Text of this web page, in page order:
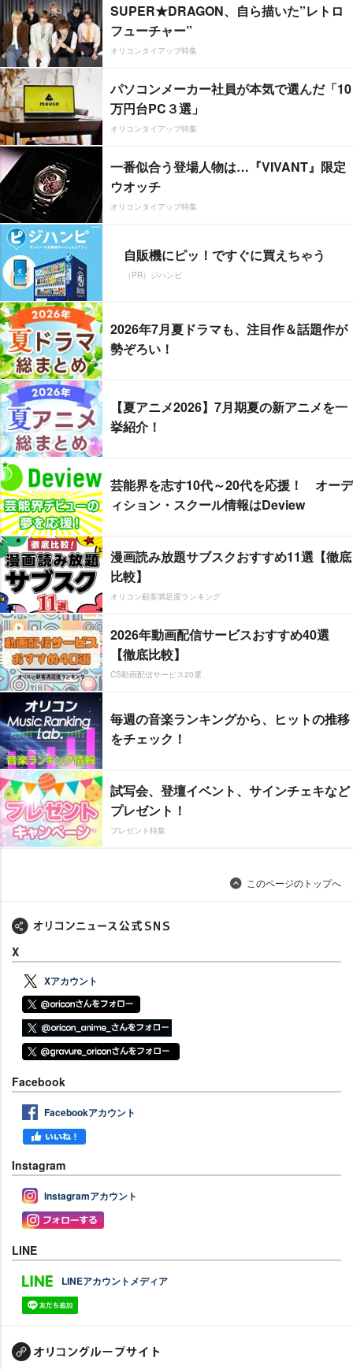
SUPER★DRAGON、自ら描いた”レトロ
フューチャー”
オリコンタイアップ特集
パソコンメーカー社員が本気で選んだ「10
万円台PC３選」
オリコンタイアップ特集
一番似合う登場人物は…『VIVANT』限定
ウオッチ
オリコンタイアップ特集
自販機にピッ！ですぐに買えちゃう
（PR）ジハンピ
2026年7月夏ドラマも、注目作＆話題作が
勢ぞろい！
【夏アニメ2026】7月期夏の新アニメを一
挙紹介！
芸能界を志す10代～20代を応援！ オーデ
ィション・スクール情報はDeview
漫画読み放題サブスクおすすめ11選【徹底
比較】
オリコン顧客満足度ランキング
2026年動画配信サービスおすすめ40選
【徹底比較】
CS動画配信サービス20選
毎週の音楽ランキングから、ヒットの推移
をチェック！
試写会、登壇イベント、サインチェキなど
プレゼント！
プレゼント特集
このページのトップへ
X
Xアカウント
Facebook
Facebookアカウント
Instagram
Instagramアカウント
LINE
LINEアカウントメディア